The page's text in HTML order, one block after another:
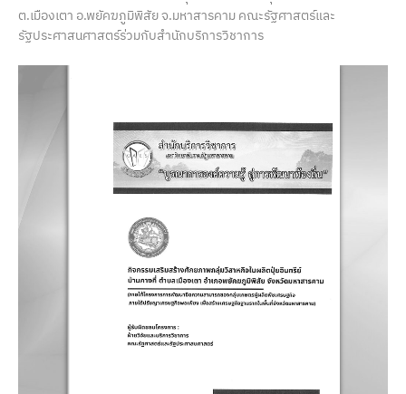
ต.เมืองเตา อ.พยัคฆภูมิพิสัย จ.มหาสารคาม คณะรัฐศาสตร์และ
รัฐประศาสนศาสตร์ร่วมกับสำนักบริการวิชาการ